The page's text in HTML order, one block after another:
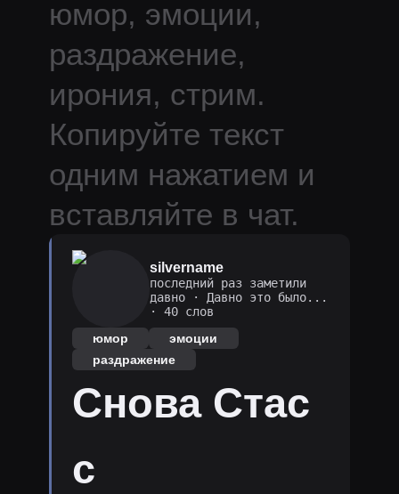
юмор, эмоции,
раздражение,
ирония, стрим.
Копируйте текст
одним нажатием и
вставляйте в чат.
silvername
последний раз заметили
давно·
Давно это было...
· 40 слов
юмор
эмоции
раздражение
Снова Стас
с